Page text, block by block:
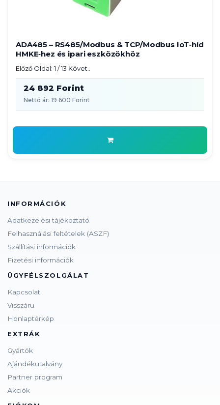
ADA485 – RS485/Modbus & TCP/Modbus IoT‑híd
HMKE‑hez és ipari eszközökhöz
Előző Oldal: 1 / 13 Követ..
24 892 Forint
Nettó ár: 19 600 Forint
INFORMÁCIÓK
Adatkezelési tájékoztató
Felhasználási feltételek (ASZF)
Szállítási információk
Fizetési információk
ÜGYFÉLSZOLGÁLAT
Kapcsolat
Visszáru
Honlaptérkép
EXTRÁK
Gyártók
Ajándékutalvány
Partner program
Akciók